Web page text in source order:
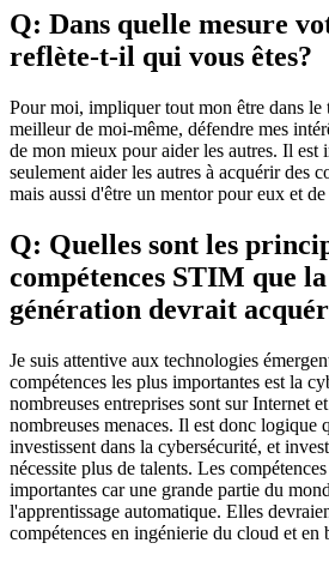
Q: Dans quelle mesure
reflète-t-il qui vous êtes?
Pour moi, impliquer tout mon être dans
meilleur de moi-même, défendre mes
de mon mieux pour aider les autres. Il est
seulement aider les autres à acquérir des
mais aussi d'être un mentor pour eux et
Q: Quelles sont les
compétences STIM que
génération devrait
Je suis attentive aux technologies
compétences les plus importantes est la
nombreuses entreprises sont sur Internet
nombreuses menaces. Il est donc logique
investissent dans la cybersécurité, et
nécessite plus de talents. Les
importantes car une grande partie du
l'apprentissage automatique. Elles
compétences en ingénierie du cloud et en